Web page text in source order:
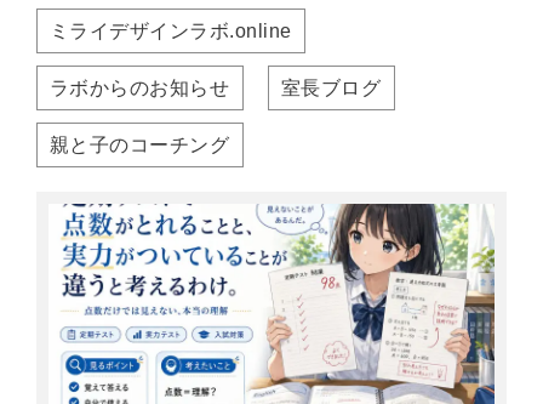
ミライデザインラボ.online
ラボからのお知らせ 室長ブログ
親と子のコーチング